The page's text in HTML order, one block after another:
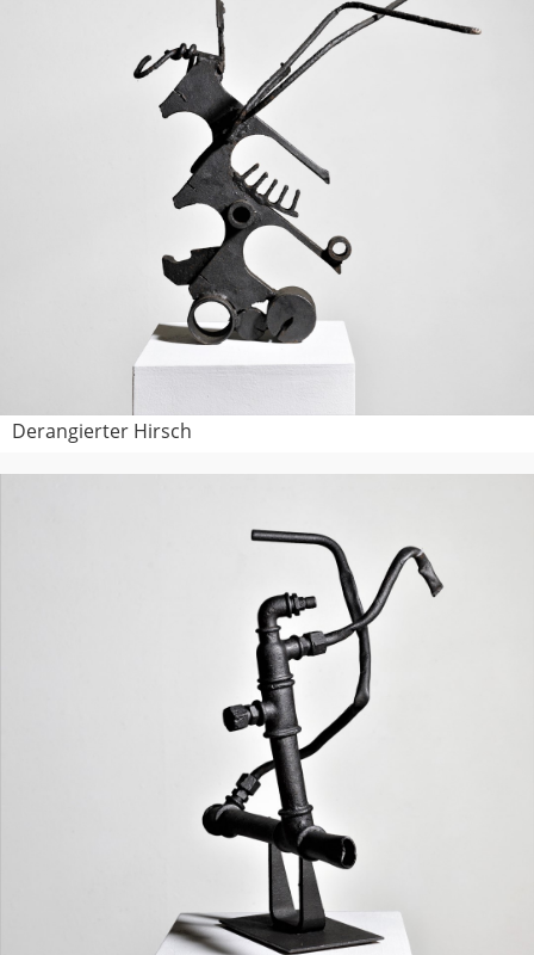
Derangierter Hirsch